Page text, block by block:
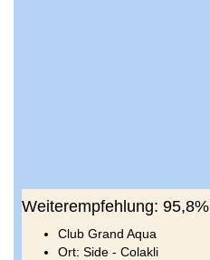
Weiterempfehlung: 95,8%
Club Grand Aqua
Ort: Side - Colakli